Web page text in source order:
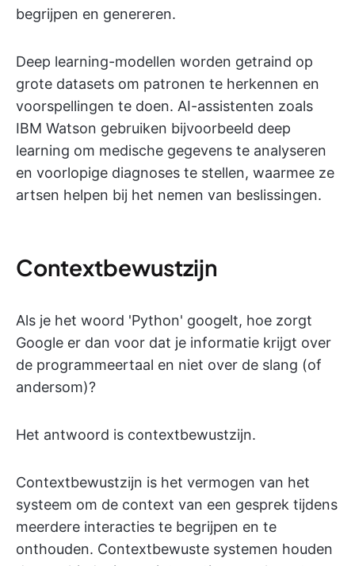
begrijpen en genereren.
Deep learning-modellen worden getraind op
grote datasets om patronen te herkennen en
voorspellingen te doen. AI-assistenten zoals
IBM Watson gebruiken bijvoorbeeld deep
learning om medische gegevens te analyseren
en voorlopige diagnoses te stellen, waarmee ze
artsen helpen bij het nemen van beslissingen.
Contextbewustzijn
Als je het woord 'Python' googelt, hoe zorgt
Google er dan voor dat je informatie krijgt over
de programmeertaal en niet over de slang (of
andersom)?
Het antwoord is contextbewustzijn.
Contextbewustzijn is het vermogen van het
systeem om de context van een gesprek tijdens
meerdere interacties te begrijpen en te
onthouden. Contextbewuste systemen houden